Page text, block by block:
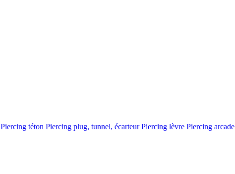
Piercing téton Piercing plug, tunnel, écarteurPiercing lèvre Piercing arcade